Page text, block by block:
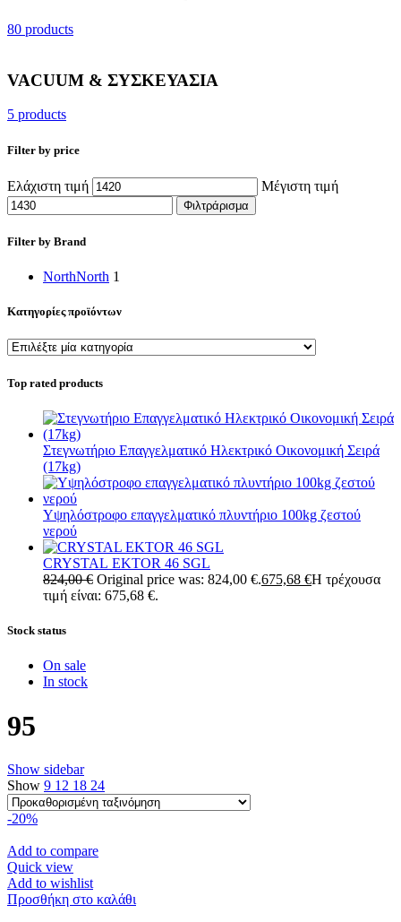
80 products
VACUUM & ΣΥΣΚΕΥΑΣΙΑ
5 products
Filter by price
Ελάχιστη τιμή Μέγιστη τιμή
Φιλτράρισμα
Filter by Brand
NorthNorth 1
Κατηγορίες προϊόντων
Top rated products
Στεγνωτήριο Επαγγελματικό Ηλεκτρικό Οικονομική Σειρά
(17kg)
Υψηλόστροφο επαγγελματικό πλυντήριο 100kg ζεστού
νερού
CRYSTAL EKTOR 46 SGL
824,00€ Original price was: 824,00 €.675,68 €Η τρέχουσα
τιμή είναι: 675,68 €.
Stock status
On sale
In stock
95
Show sidebar
Show 9 12 18 24
-20%
Add to compare
Quick view
Add to wishlist
Προσθήκη στο καλάθι